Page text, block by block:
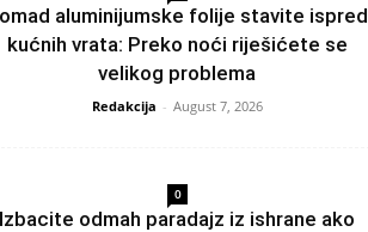
aluminijumske folije stavite ispred
kućnih vrata: Preko noći riješićete se
velikog problema
Redakcija - August 7, 2026
0
Izbacite odmah paradajz iz ishrane ako